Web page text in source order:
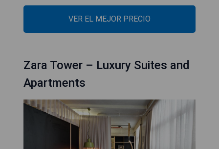
VER EL MEJOR PRECIO
Zara Tower – Luxury Suites and
Apartments